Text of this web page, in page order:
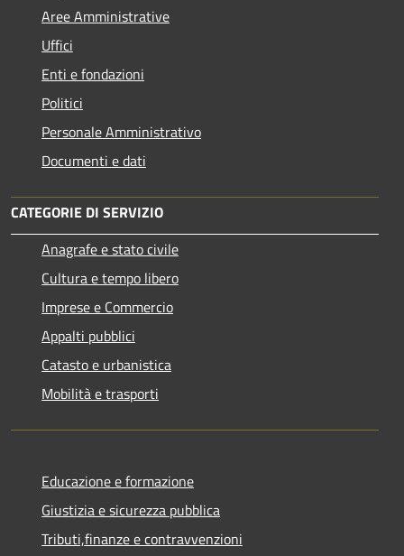
Aree Amministrative
Uffici
Enti e fondazioni
Politici
Personale Amministrativo
Documenti e dati
CATEGORIE DI SERVIZIO
Anagrafe e stato civile
Cultura e tempo libero
Imprese e Commercio
Appalti pubblici
Catasto e urbanistica
Mobilità e trasporti
Educazione e formazione
Giustizia e sicurezza pubblica
Tributi,finanze e contravvenzioni